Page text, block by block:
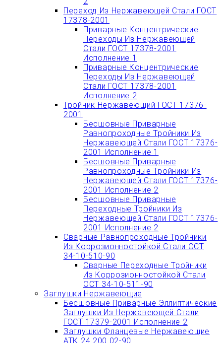
Переход Из Нержавеющей Стали ГОСТ
17378-2001
Приварные Концентрические
Переходы Из Нержавеющей
Стали ГОСТ 17378-2001
Исполнение 1
Приварные Концентрические
Переходы Из Нержавеющей
Стали ГОСТ 17378-2001
Исполнение 2
Тройник Нержавеющий ГОСТ 17376-
2001
Бесшовные Приварные
Равнопроходные Тройники Из
Нержавеющей Стали ГОСТ 17376-
2001 Исполнение 1
Бесшовные Приварные
Равнопроходные Тройники Из
Нержавеющей Стали ГОСТ 17376-
2001 Исполнение 2
Бесшовные Приварные
Переходные Тройники Из
Нержавеющей Стали ГОСТ 17376-
2001 Исполнение 2
Сварные Равнопроходные Тройники
Из Коррозионностойкой Стали ОСТ
34-10-510-90
Сварные Переходные Тройники
Из Коррозионностойкой Стали
ОСТ 34-10-511-90
Заглушки Нержавеющие
Бесшовные Приварные Эллиптические
Заглушки Из Нержавеющей Стали
ГОСТ 17379-2001 Исполнение 2
Заглушки Фланцевые Нержавеющие
АТК 24.200.02-90